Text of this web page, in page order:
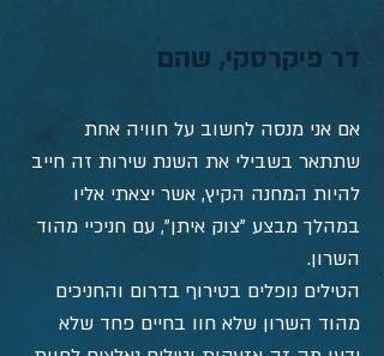
דר פיקרסקי, שהם
אם אני מנסה לחשוב על חוויה אחת
שתתאר בשבילי את השנת שירות זה חייב
להיות המחנה הקיץ, אשר יצאתי אליו
במהלך מבצע "צוק איתן", עם חניכיי מהוד
השרון.
הטילים נופלים בטירוף בדרום והחניכים
מהוד השרון שלא חוו בחיים פחד שלא